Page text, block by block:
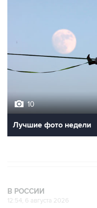
10
Лучшие фото недели
В РОССИИ
12:54, 6 августа 2026